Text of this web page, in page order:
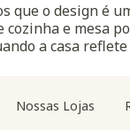
que o design é
e mesa
a casa
Nossas Lojas